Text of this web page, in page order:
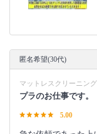
匿名希望(30代)
マットレスクリーニング
プラのお仕事です。
5.00